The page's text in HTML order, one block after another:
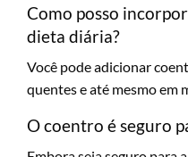
Como posso
dieta diária?
Você pode adicionar
quentes e até mesmo em
O coentro é seguro